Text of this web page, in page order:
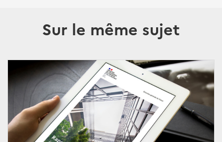
Sur le même sujet